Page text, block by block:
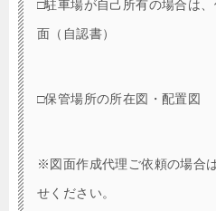
□駐車場が自己所有の場合は
面（自認書）
□保管場所の所在図・配置図
※図面作成代理ご依頼の場合
せください。